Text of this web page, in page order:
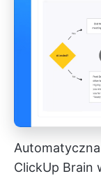
ClickUp Brain